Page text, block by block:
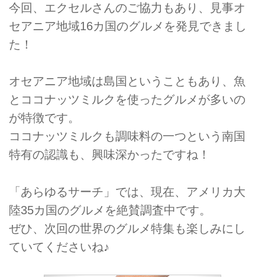
今回、エクセルさんのご協力もあり、見事オ
セアニア地域16カ国のグルメを発見できまし
た！
オセアニア地域は島国ということもあり、魚
とココナッツミルクを使ったグルメが多いの
が特徴です。
ココナッツミルクも調味料の一つという南国
特有の認識も、興味深かったですね！
「あらゆるサーチ」では、現在、アメリカ大
陸35カ国のグルメを絶賛調査中です。
ぜひ、次回の世界のグルメ特集も楽しみにし
ていてくださいね♪